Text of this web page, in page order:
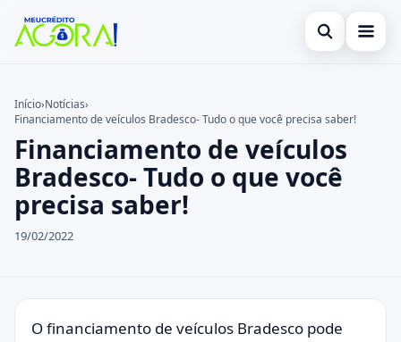
Abrir busca
Cartão de Crédito
Empréstimo
Finanças
Legal
Buscar no site
Buscar por:
Pressione Enter para buscar ou ESC para fechar.
Início›Notícias›
Financiamento de veículos Bradesco- Tudo o que você precisa saber!
Financiamento de veículos
Bradesco- Tudo o que você
precisa saber!
19/02/2022
O financiamento de veículos Bradesco pode